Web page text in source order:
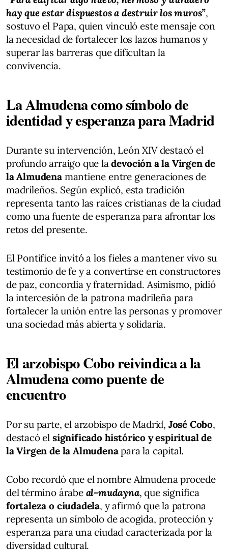
hay que estar dispuestos a destruir los muros”,
sostuvo el Papa, quien vinculó este mensaje con
la necesidad de fortalecer los lazos humanos y
superar las barreras que dificultan la
convivencia.
La Almudena como símbolo de
identidad y esperanza para Madrid
Durante su intervención, León XIV destacó el
profundo arraigo que ladevoción a la Virgen de
la Almudenamantiene entre generaciones de
madrileños. Según explicó, esta tradición
representa tanto las raíces cristianas de la ciudad
como una fuente de esperanza para afrontar los
retos del presente.
El Pontífice invitó a los fieles a mantener vivo su
testimonio de fe y a convertirse en constructores
de paz, concordia y fraternidad. Asimismo, pidió
la intercesión de la patrona madrileña para
fortalecer la unión entre las personas y promover
una sociedad más abierta y solidaria.
El arzobispo Cobo reivindica a la
Almudena como puente de
encuentro
Por su parte, el arzobispo de Madrid, José Cobo,
destacó el significado histórico y espiritual de
la Virgen de la Almudenapara la capital.
Cobo recordó que el nombre Almudena procede
del término árabe al-mudayna, que significa
fortaleza o ciudadela, y afirmó que la patrona
representa un símbolo de acogida, protección y
esperanza para una ciudad caracterizada por la
diversidad cultural.